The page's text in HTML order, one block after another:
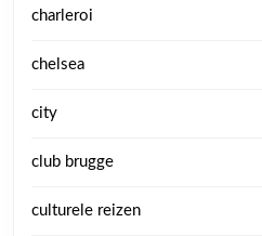
charleroi
chelsea
city
club brugge
culturele reizen